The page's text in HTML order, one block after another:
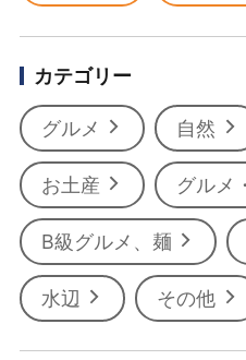
カテゴリー
グルメ 自然
お土産 グルメ
B級グルメ、麺
水辺 その他